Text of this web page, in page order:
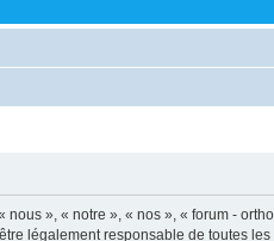
», « notre », « nos », « forum -
légalement responsable de toutes